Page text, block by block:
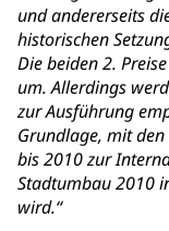
und andererseits
historischen
Die beiden 2.
um. Allerdings
zur Ausführung
Grundlage, mit
bis 2010 zur
Stadtumbau 2010
wird.“